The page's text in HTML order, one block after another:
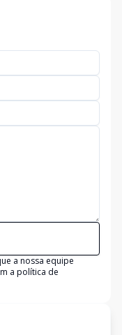
a nossa equipe
a política de